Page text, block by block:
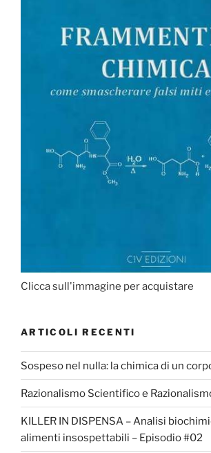
Clicca sull'immagine per acquistare
ARTICOLI RECENTI
Sospeso nel nulla: la chimica di un
Razionalismo Scientifico e
KILLER IN DISPENSA – Analisi
alimenti insospettabili – Episodio #02